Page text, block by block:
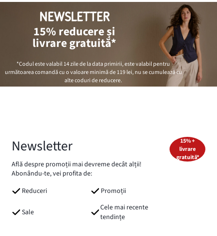
NEWSLETTER
15% reducere și
livrare gratuită*
*Codul este valabil 14 zile de la data primirii, este valabil pentru
următoarea comandă cu o valoare minimă de119 lei, nu se cumulează cu
alte coduri de reducere.
Newsletter
Află despre promoții mai devreme decât alții!
Abonându-te, vei profita de:
Reduceri
Promoții
Sale
Cele mai recente
tendințe
15% +
livrare
gratuită*